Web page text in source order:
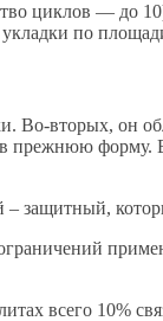
циклов — до
по
Во-вторых, он
прежнюю
всего 10%